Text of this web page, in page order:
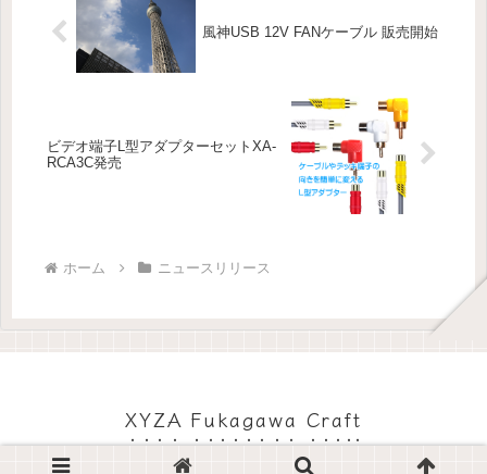
風神USB 12V FANケーブル 販売開始
ビデオ端子L型アダプターセットXA-
RCA3C発売
ホーム ニュースリリース
XYZA Fukagawa Craft
© 2023 XYZA Fukagawa Craft.